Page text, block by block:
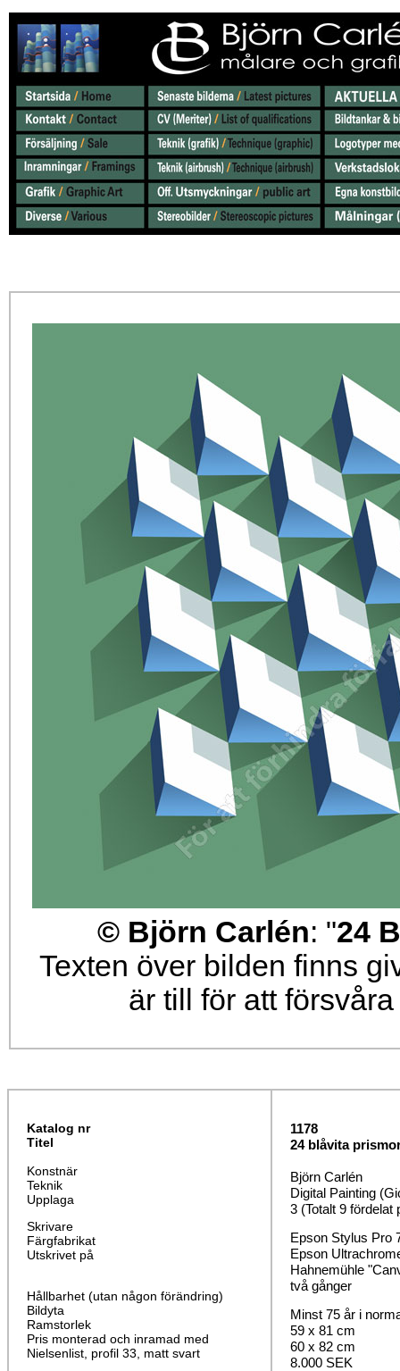
© Björn Carlén: "24
Texten över bilden finns
är till för att
Katalog nr
Titel
Konstnär
Teknik
Upplaga
Skrivare
Färgfabrikat
Utskrivet på
Hållbarhet (utan någon förändring)
Bildyta
Ramstorlek
Pris monterad och inramad med
Nielsenlist, profil 33, matt svart
1178
24 blåvita
Björn Carlén
Digital Painting
3 (Totalt 9 fördelat
Epson Stylus Pro
Epson
Hahnemühle
två gånger
Minst 75 år i
59 x 81 cm
60 x 82 cm
8.000 SEK